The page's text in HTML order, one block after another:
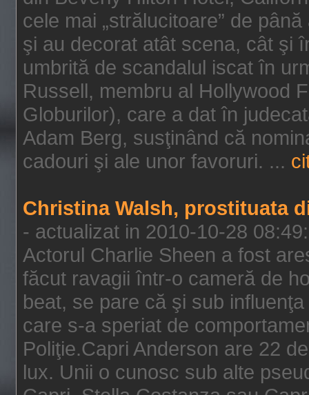
cele mai „strălucitoare” de
şi au decorat atât scena, cât şi
umbrită de scandalul iscat în
Russell, membru al Hollywood
Globurilor), care a dat în
Adam Berg, susţinând că
cadouri şi ale unor favoruri. ...
Christina Walsh, prostituata
- actualizat in 2010-10-28
Actorul Charlie Sheen a fost
făcut ravagii într-o cameră de
beat, se pare că şi sub
care s-a speriat de
Poliţie.Capri Anderson are 22
lux. Unii o cunosc sub alte